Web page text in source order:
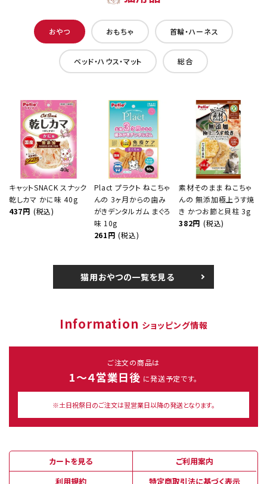
おやつ おもちゃ 首輪・ハーネス
ベッド・ハウス・マット 総合
キャットSNACK スナック
乾しカマ かに味 40g
437円 (税込)
Plact プラクト ねこちゃ
んの 3ヶ月からの歯み
がきデンタルガム まぐろ
味 10g
261円 (税込)
素材そのまま ねこちゃ
んの 無添加極上うす焼
き かつお節と貝柱 3g
382円 (税込)
猫用おやつの一覧を見る
Information ショッピング情報
ご注文の商品は
1～４営業日後 に発送予定です。
※土日祝祭日のご注文は翌営業日以降の発送となります。
カートを見る
ご利用案内
利用規約
特定商取引法に基づく表示